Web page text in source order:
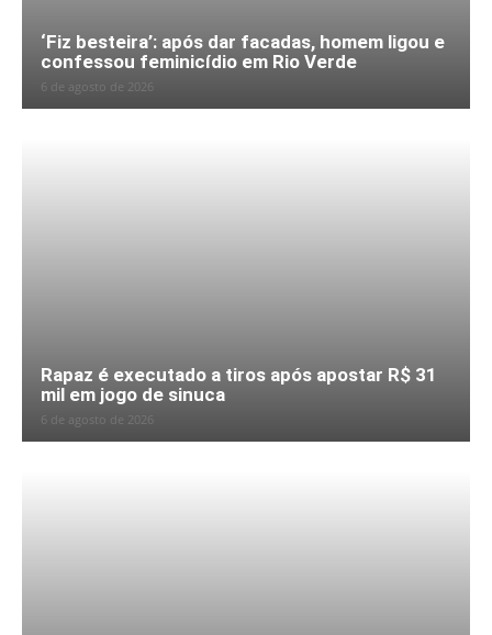
‘Fiz besteira’: após dar facadas, homem ligou e
confessou feminicídio em Rio Verde
6 de agosto de 2026
Rapaz é executado a tiros após apostar R$ 31
mil em jogo de sinuca
6 de agosto de 2026